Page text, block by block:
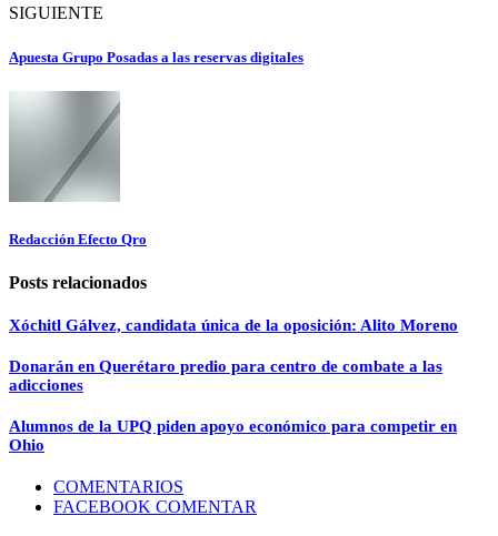
SIGUIENTE
Apuesta Grupo Posadas a las reservas digitales
Redacción Efecto Qro
Posts relacionados
Xóchitl Gálvez, candidata única de la oposición: Alito Moreno
Donarán en Querétaro predio para centro de combate a las
adicciones
Alumnos de la UPQ piden apoyo económico para competir en
Ohio
COMENTARIOS
FACEBOOK COMENTAR